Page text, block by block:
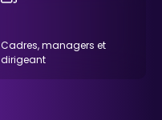
Cadres, managers et
dirigeant